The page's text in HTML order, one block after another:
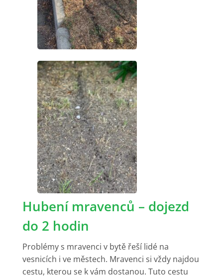
Hubení mravenců – dojezd
do 2 hodin
Problémy s mravenci v bytě řeší lidé na
vesnicích i ve městech. Mravenci si vždy najdou
cestu, kterou se k vám dostanou. Tuto cestu